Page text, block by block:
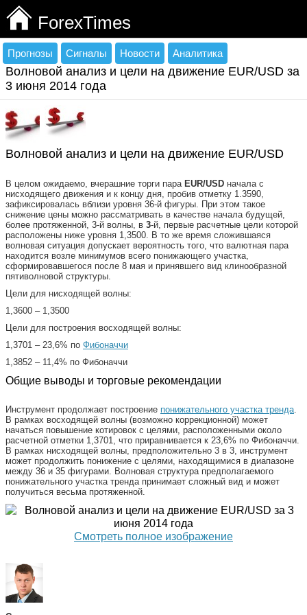
ForexTimes
Прогнозы Сигналы Новости Аналитика
Волновой анализ и цели на движение EUR/USD за
3 июня 2014 года
Волновой анализ и цели на движение EUR/USD
В целом ожидаемо, вчерашние торги пара EUR/USD начала с
нисходящего движения и к концу дня, пробив отметку 1.3590,
зафиксировалась вблизи уровня 36-й фигуры. При этом такое
снижение цены можно рассматривать в качестве начала будущей,
более протяженной, 3-й волны, в 3-й, первые расчетные цели которой
расположены ниже уровня 1,3500. В то же время сложившаяся
волновая ситуация допускает вероятность того, что валютная пара
находится возле минимумов всего понижающего участка,
сформировавшегося после 8 мая и принявшего вид клинообразной
пятиволновой структуры.
Цели для нисходящей волны:
1,3600 – 1,3500
Цели для построения восходящей волны:
1,3701 – 23,6% по Фибоначчи
1,3852 – 11,4% по Фибоначчи
Общие выводы и торговые рекомендации
Инструмент продолжает построение понижательного участка тренда.
В рамках восходящей волны (возможно коррекционной) может
начаться повышение котировок с целями, расположенными около
расчетной отметки 1,3701, что приравнивается к 23,6% по Фибоначчи.
В рамках нисходящей волны, предположительно 3 в 3, инструмент
может продолжить понижение с целями, находящимися в диапазоне
между 36 и 35 фигурами. Волновая структура предполагаемого
понижательного участка тренда принимает сложный вид и может
получиться весьма протяженной.
Смотреть полное изображение